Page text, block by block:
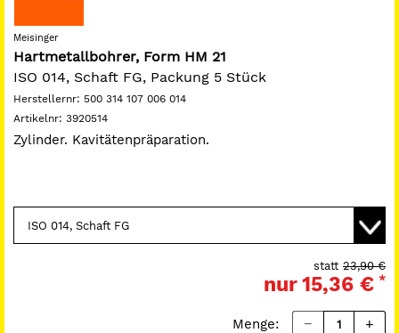
Meisinger
Hartmetallbohrer, Form HM 21
ISO 014, Schaft FG, Packung 5 Stück
Herstellernr: 500 314 107 006 014
Artikelnr: 3920514
Zylinder. Kavitätenpräparation.
23,90 €
statt
nur15,36 € *
Menge: